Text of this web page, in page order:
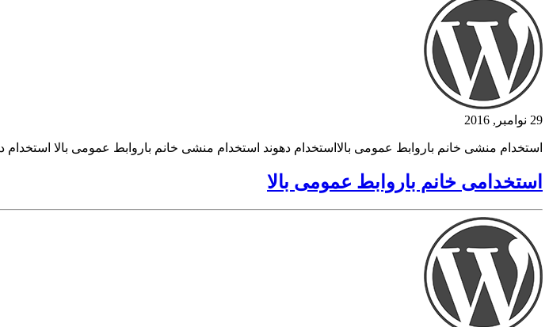
29 نوامبر, 2016
استخدام منشی خانم باروابط عمومی بالااستخدام دهوند استخدام منشی خانم باروابط عمومی بالا
استخدامی خانم باروابط عمومی بالا